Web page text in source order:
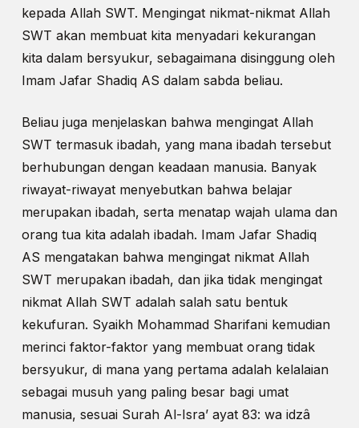
kepada Allah SWT. Mengingat nikmat-nikmat Allah
SWT akan membuat kita menyadari kekurangan
kita dalam bersyukur, sebagaimana disinggung oleh
Imam Jafar Shadiq AS dalam sabda beliau.
Beliau juga menjelaskan bahwa mengingat Allah
SWT termasuk ibadah, yang mana ibadah tersebut
berhubungan dengan keadaan manusia. Banyak
riwayat-riwayat menyebutkan bahwa belajar
merupakan ibadah, serta menatap wajah ulama dan
orang tua kita adalah ibadah. Imam Jafar Shadiq
AS mengatakan bahwa mengingat nikmat Allah
SWT merupakan ibadah, dan jika tidak mengingat
nikmat Allah SWT adalah salah satu bentuk
kekufuran. Syaikh Mohammad Sharifani kemudian
merinci faktor-faktor yang membuat orang tidak
bersyukur, di mana yang pertama adalah kelalaian
sebagai musuh yang paling besar bagi umat
manusia, sesuai Surah Al-Isra’ ayat 83: wa idzâ